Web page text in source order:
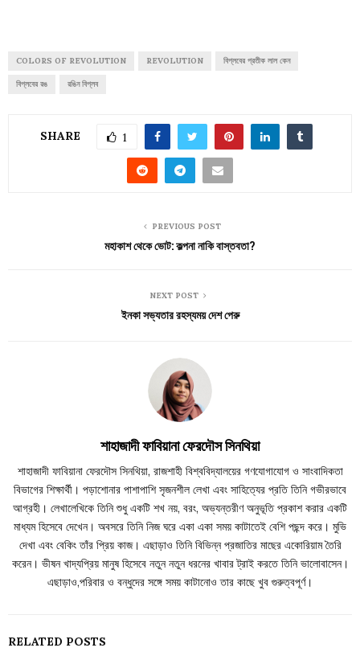
COLORS OF REVOLUTION REVOLUTION বিপ্লবের প্রতীক লাল কেন
বিপ্লবের রঙ রঙিন বিপ্লব
SHARE 1
PREVIOUS POST
মহাকাশ থেকে ভোট: কল্পনা নাকি বাস্তবতা?
NEXT POST
ইনকা সভ্যতার রহস্যময় দেশ পেরু
শাহাজাদী ফাবিয়ানা ফেরদৌস সিনথিয়া
শাহাজাদী ফাবিয়ানা ফেরদৌস সিনথিয়া, রাজশাহী বিশ্ববিদ্যালয়ের গণযোগাযোগ ও সাংবাদিকতা
বিভাগের শিক্ষার্থী। পড়াশোনার পাশাপাশি সৃজনশীল লেখা এবং সাহিত্যের প্রতি তিনি গভীরভাবে
আগ্রহী। লেখালেখিকে তিনি শুধু একটি শখ নয়, বরং, অভ্যন্তরীণ অনুভূতি প্রকাশ করার একটি
মাধ্যম হিসেবে দেখেন। অবসরে তিনি নিজ ঘরে একা একা সময় কাটাতেই বেশি পছন্দ করে। মুভি
দেখা এবং বেকিং তাঁর প্রিয় কাজ। এছাড়াও তিনি বিভিন্ন প্রজাতির মাছের একোরিয়াম তৈরি
করেন। ভীষন খাদ্যপ্রিয় মানুষ হিসেবে নতুন নতুন ধরনের খাবার ট্রাই করতে তিনি ভালোবাসেন।
এছাড়াও,পরিবার ও বন্ধুদের সঙ্গে সময় কাটানোও তার কাছে খুব গুরুত্বপূর্ণ।
RELATED POSTS